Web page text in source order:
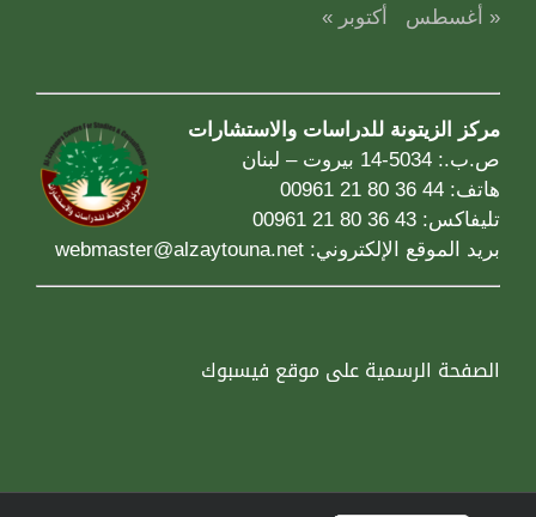
« أغسطس
أكتوبر »
مركز الزيتونة للدراسات والاستشارات
ص.ب.: 5034-14 بيروت – لبنان
هاتف: 44 36 80 21 00961
تليفاكس: 43 36 80 21 00961
بريد الموقع الإلكتروني: webmaster@alzaytouna.net
الصفحة الرسمية على موقع فيسبوك